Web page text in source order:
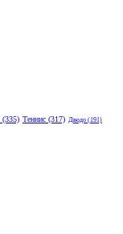
(335) Теннис (317) Дзюдо (191)